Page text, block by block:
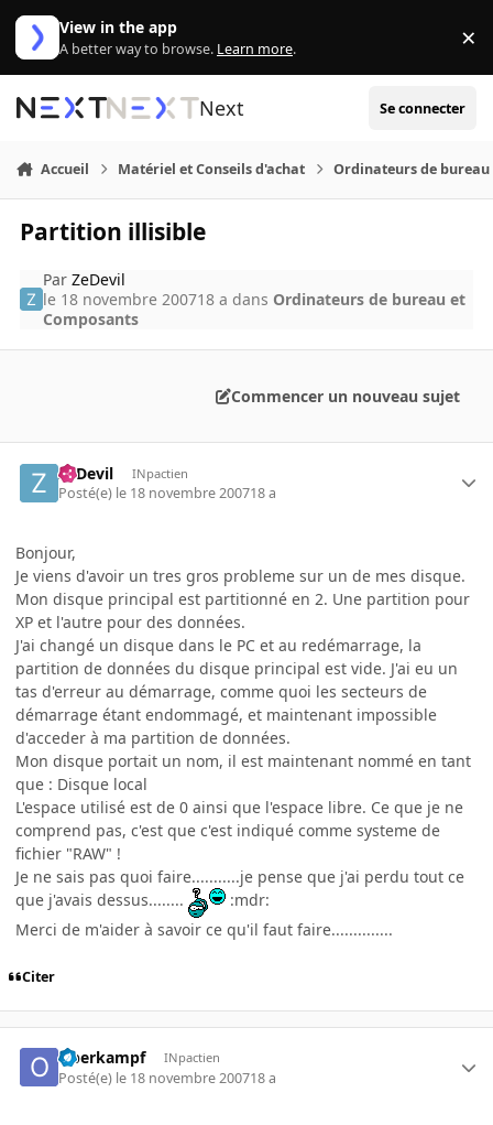
Aller au contenu
View in the app
A better way to browse. Learn more. ×
Next Se connecter
Accueil Matériel et Conseils d'achat Ordinateurs de bureau
Partition illisible
ParZeDevil
le 18 novembre 200718 a dans Ordinateurs de bureau et
Composants
Commencer un nouveau sujet
ZeDevil INpactien
Posté(e) le 18 novembre 200718 a
Bonjour,
Je viens d'avoir un tres gros probleme sur un de mes disque.
Mon disque principal est partitionné en 2. Une partition pour
XP et l'autre pour des données.
J'ai changé un disque dans le PC et au redémarrage, la
partition de données du disque principal est vide. J'ai eu un
tas d'erreur au démarrage, comme quoi les secteurs de
démarrage étant endommagé, et maintenant impossible
d'acceder à ma partition de données.
Mon disque portait un nom, il est maintenant nommé en tant
que : Disque local
L'espace utilisé est de 0 ainsi que l'espace libre. Ce que je ne
comprend pas, c'est que c'est indiqué comme systeme de
fichier "RAW" !
Je ne sais pas quoi faire...........je pense que j'ai perdu tout ce
que j'avais dessus........
:mdr:
Merci de m'aider à savoir ce qu'il faut faire..............
Citer
Oberkampf INpactien
Posté(e) le 18 novembre 200718 a